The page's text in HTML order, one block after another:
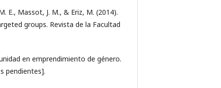
E., Massot, J. M., & Eriz, M. (2014).
groups. Revista de la Facultad
en emprendimiento de género.
pendientes].